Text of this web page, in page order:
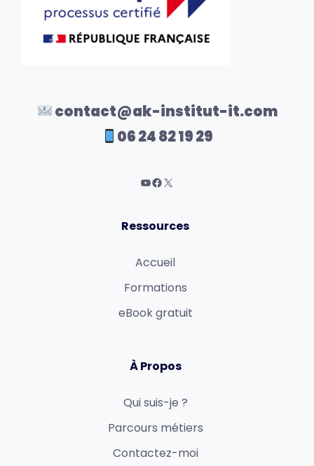
contact@ak-institut-it.com
06 24 82 19 29
Ressources
Accueil
Formations
eBook gratuit
À Propos
Qui suis-je ?
Parcours métiers
Contactez-moi